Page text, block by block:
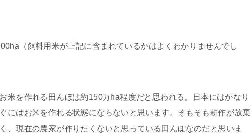
（飼料用米が上記に含まれているかはよくわかりませんでし
米を作れる田んぼは約150万ha程度だと思われる。日本にはかなり
にはお米を作れる状態にならないと思います。そもそも耕作が放棄
、現在の農家が作りたくないと思っている田んぼなのだと思いま